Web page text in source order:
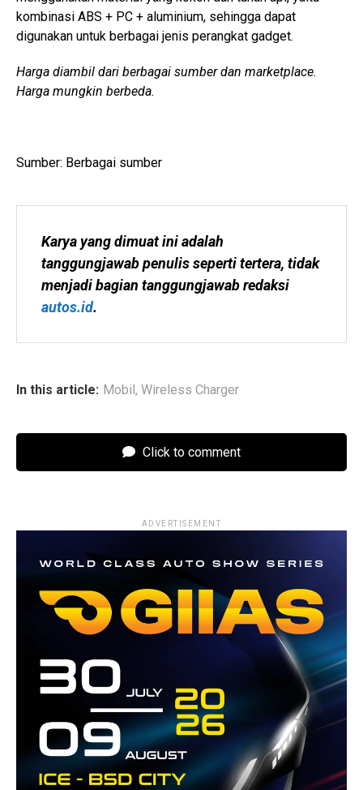
kombinasi ABS + PC + aluminium, sehingga dapat
digunakan untuk berbagai jenis perangkat gadget.
Harga diambil dari berbagai sumber dan marketplace.
Harga mungkin berbeda.
Sumber: Berbagai sumber
Karya yang dimuat ini adalah
tanggungjawab penulis seperti tertera, tidak
autos.id.
In this article: Mobil, Wireless Charger
Click to comment
ADVERTISEMENT